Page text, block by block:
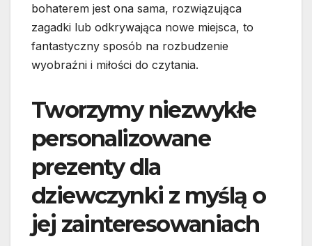
bohaterem jest ona sama, rozwiązująca
zagadki lub odkrywająca nowe miejsca, to
fantastyczny sposób na rozbudzenie
wyobraźni i miłości do czytania.
Tworzymy niezwykłe
personalizowane
prezenty dla
dziewczynki z myślą o
jej zainteresowaniach